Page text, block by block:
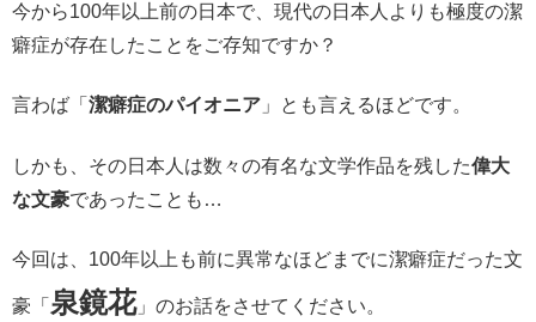
今から100年以上前の日本で、現代の日本人よりも極度の潔
癖症が存在したことをご存知ですか？
言わば「 潔癖症のパイオニア 」とも言えるほどです。
しかも、その日本人は数々の有名な文学作品を残した偉大
な文豪であったことも…
今回は、100年以上も前に異常なほどまでに潔癖症だった文
豪「 泉鏡花」のお話をさせてください。